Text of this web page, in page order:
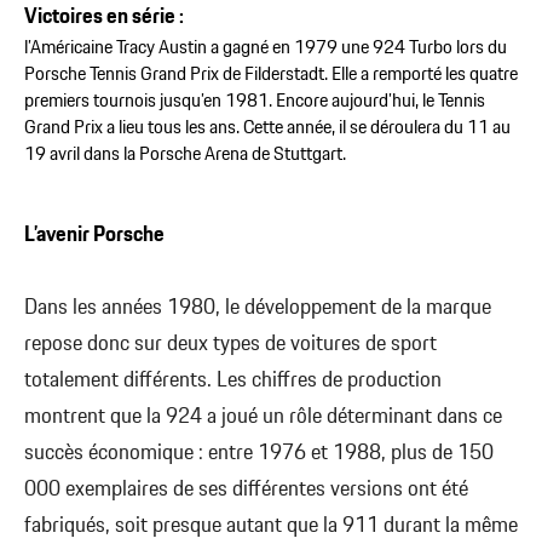
Victoires en série :
l’Américaine Tracy Austin a gagné en 1979 une 924 Turbo lors du
Porsche Tennis Grand Prix de Filderstadt. Elle a remporté les quatre
premiers tournois jusqu’en 1981. Encore aujourd’hui, le Tennis
Grand Prix a lieu tous les ans. Cette année, il se déroulera du 11 au
19 avril dans la Porsche Arena de Stuttgart.
L’avenir Porsche
Dans les années 1980, le développement de la marque
repose donc sur deux types de voitures de sport
totalement différents. Les chiffres de production
montrent que la 924 a joué un rôle déterminant dans ce
succès économique : entre 1976 et 1988, plus de 150
000 exemplaires de ses différentes versions ont été
fabriqués, soit presque autant que la 911 durant la même